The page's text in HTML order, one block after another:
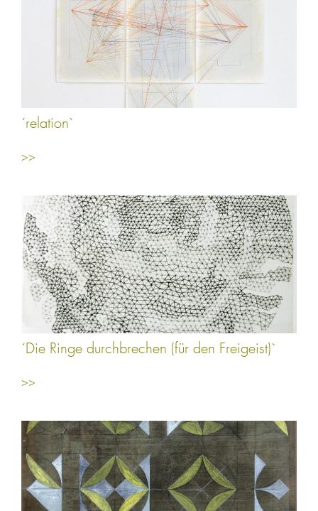
´relation`
>>
´Die Ringe durchbrechen (für den Freigeist)`
>>